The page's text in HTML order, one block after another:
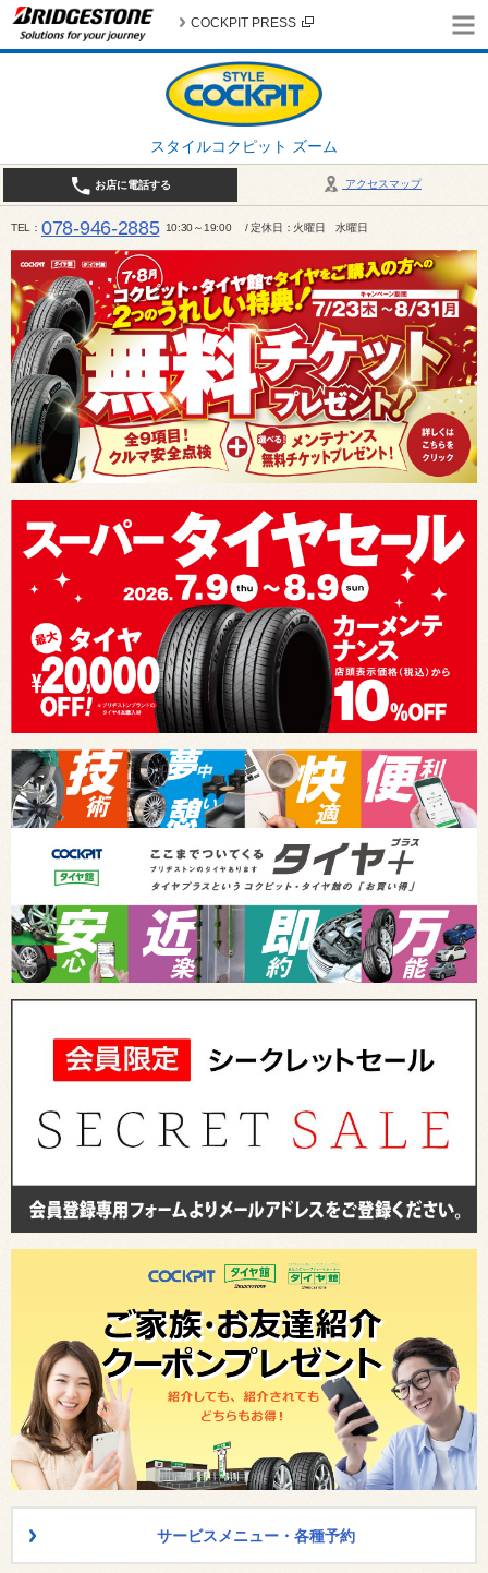
スタイルコクピット ズーム
COCKPIT PRESS
アクセスマップ
お店に電話する
TEL 078-946-2885 10:30～19:00 / 定休日：火曜日 水曜日
サービスメニュー・各種予約